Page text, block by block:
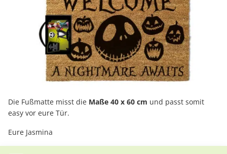
Die Fußmatte misst die Maße 40 x 60 cm und passt somit
easy vor eure Tür.
Eure Jasmina